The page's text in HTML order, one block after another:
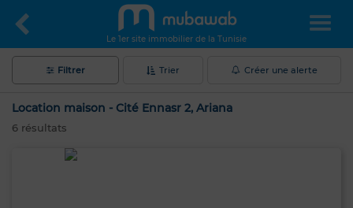
Le 1er site immobilier de la Tunisie
Filtrer Trier Créer une alerte
Location maison - Cité Ennasr 2, Ariana
6 résultats